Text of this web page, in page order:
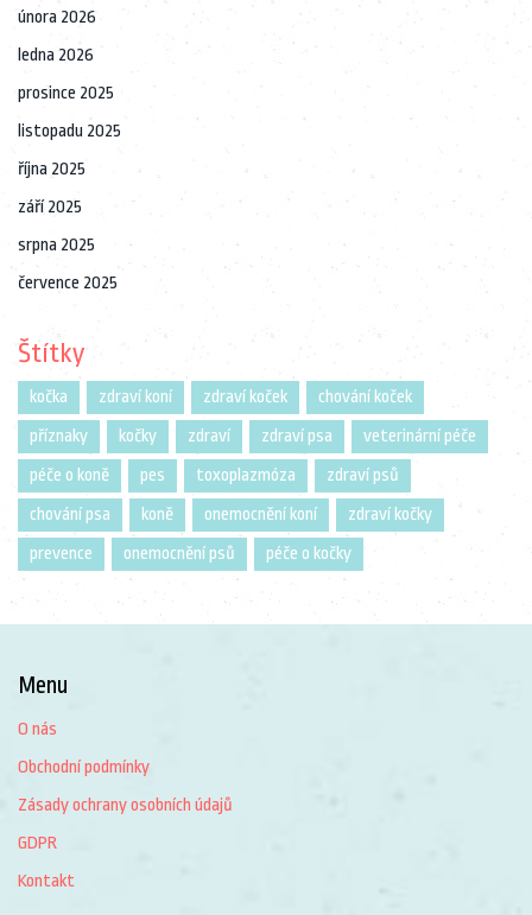
února 2026
ledna 2026
prosince 2025
listopadu 2025
října 2025
září 2025
srpna 2025
července 2025
Štítky
kočka zdraví koní zdraví koček
chování koček
příznaky
kočky zdraví zdraví psa
veterinární péče
péče o koně
pes toxoplazmóza
zdraví psů
chování psa
koně onemocnění koní
zdraví kočky
prevence
onemocnění psů péče o kočky
Menu
O nás
Obchodní podmínky
Zásady ochrany osobních údajů
GDPR
Kontakt